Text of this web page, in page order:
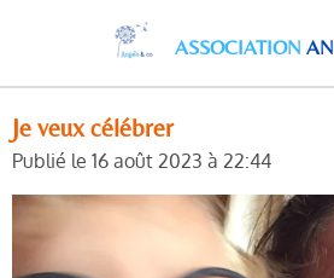
contenu
ASSOCIATION
Je veux célébrer
Publié le 16 août 2023 à 22:44